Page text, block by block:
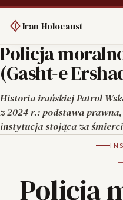
Iran Holocaust
Policja
(Gasht-e
Historia irańskiej Patrol
z 2024 r.: podstawa
instytucja stojąca za
Policja